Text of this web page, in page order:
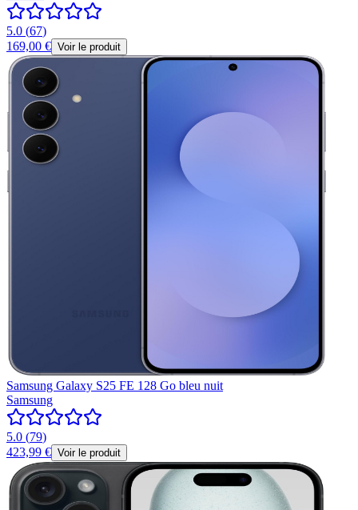
5.0 (67)
169,00 € Voir le produit
Samsung Galaxy S25 FE 128 Go bleu nuit
Samsung
5.0 (79)
423,99 € Voir le produit